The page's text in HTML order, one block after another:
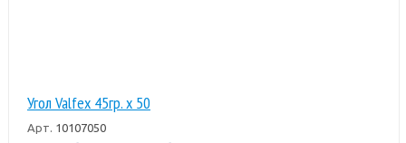
Угол Valfex 45гр. х 50
Арт. 10107050